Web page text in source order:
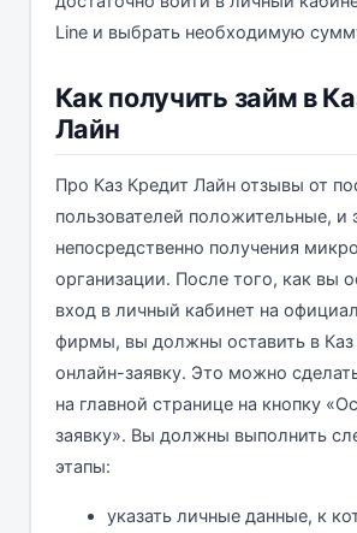
Line и выбрать необходимую
Как получить займ в
Лайн
Про Каз Кредит Лайн отзывы от
пользователей положительные, и
непосредственно получения
организации. После того, как вы
вход в личный кабинет на
фирмы, вы должны оставить в Каз
онлайн-заявку. Это можно
на главной странице на кнопку
заявку». Вы должны выполнить
этапы:
указать личные данные, к